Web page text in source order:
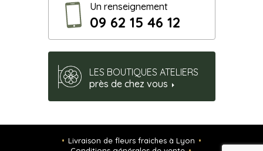
Un renseignement
09 62 15 46 12
LES BOUTIQUES ATELIERS
près de chez vous
Livraison de fleurs fraiches à Lyon